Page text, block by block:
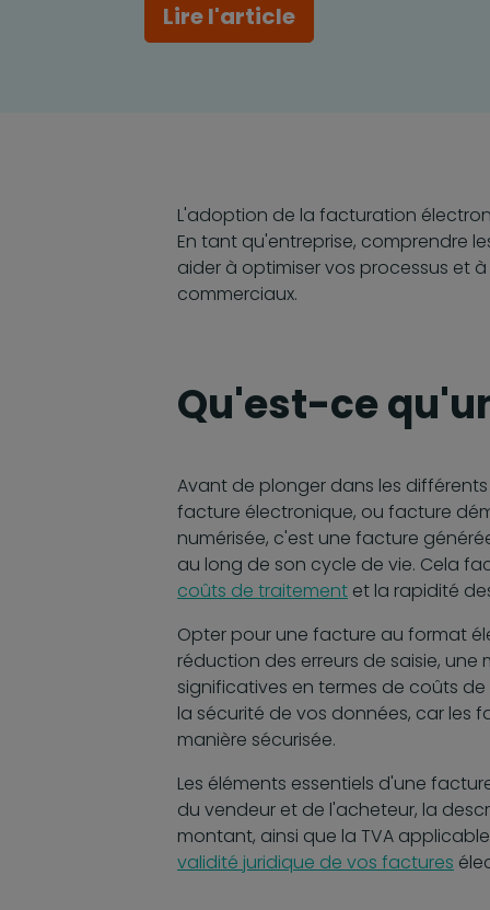
Lire l'article
L'adoption de la facturation
En tant qu'entreprise, comprendre
aider à optimiser vos processus et
commerciaux.
Qu'est-ce
Avant de plonger dans les
facture électronique, ou facture
numérisée, c'est une facture
au long de son cycle de vie. Cela
coûts de traitement et la rapidité
Opter pour une facture au format
réduction des erreurs de saisie,
significatives en termes de coûts
la sécurité de vos données, car les
manière sécurisée.
Les éléments essentiels d'une
du vendeur et de l'acheteur, la
montant, ainsi que la TVA
validité juridique de vos factures